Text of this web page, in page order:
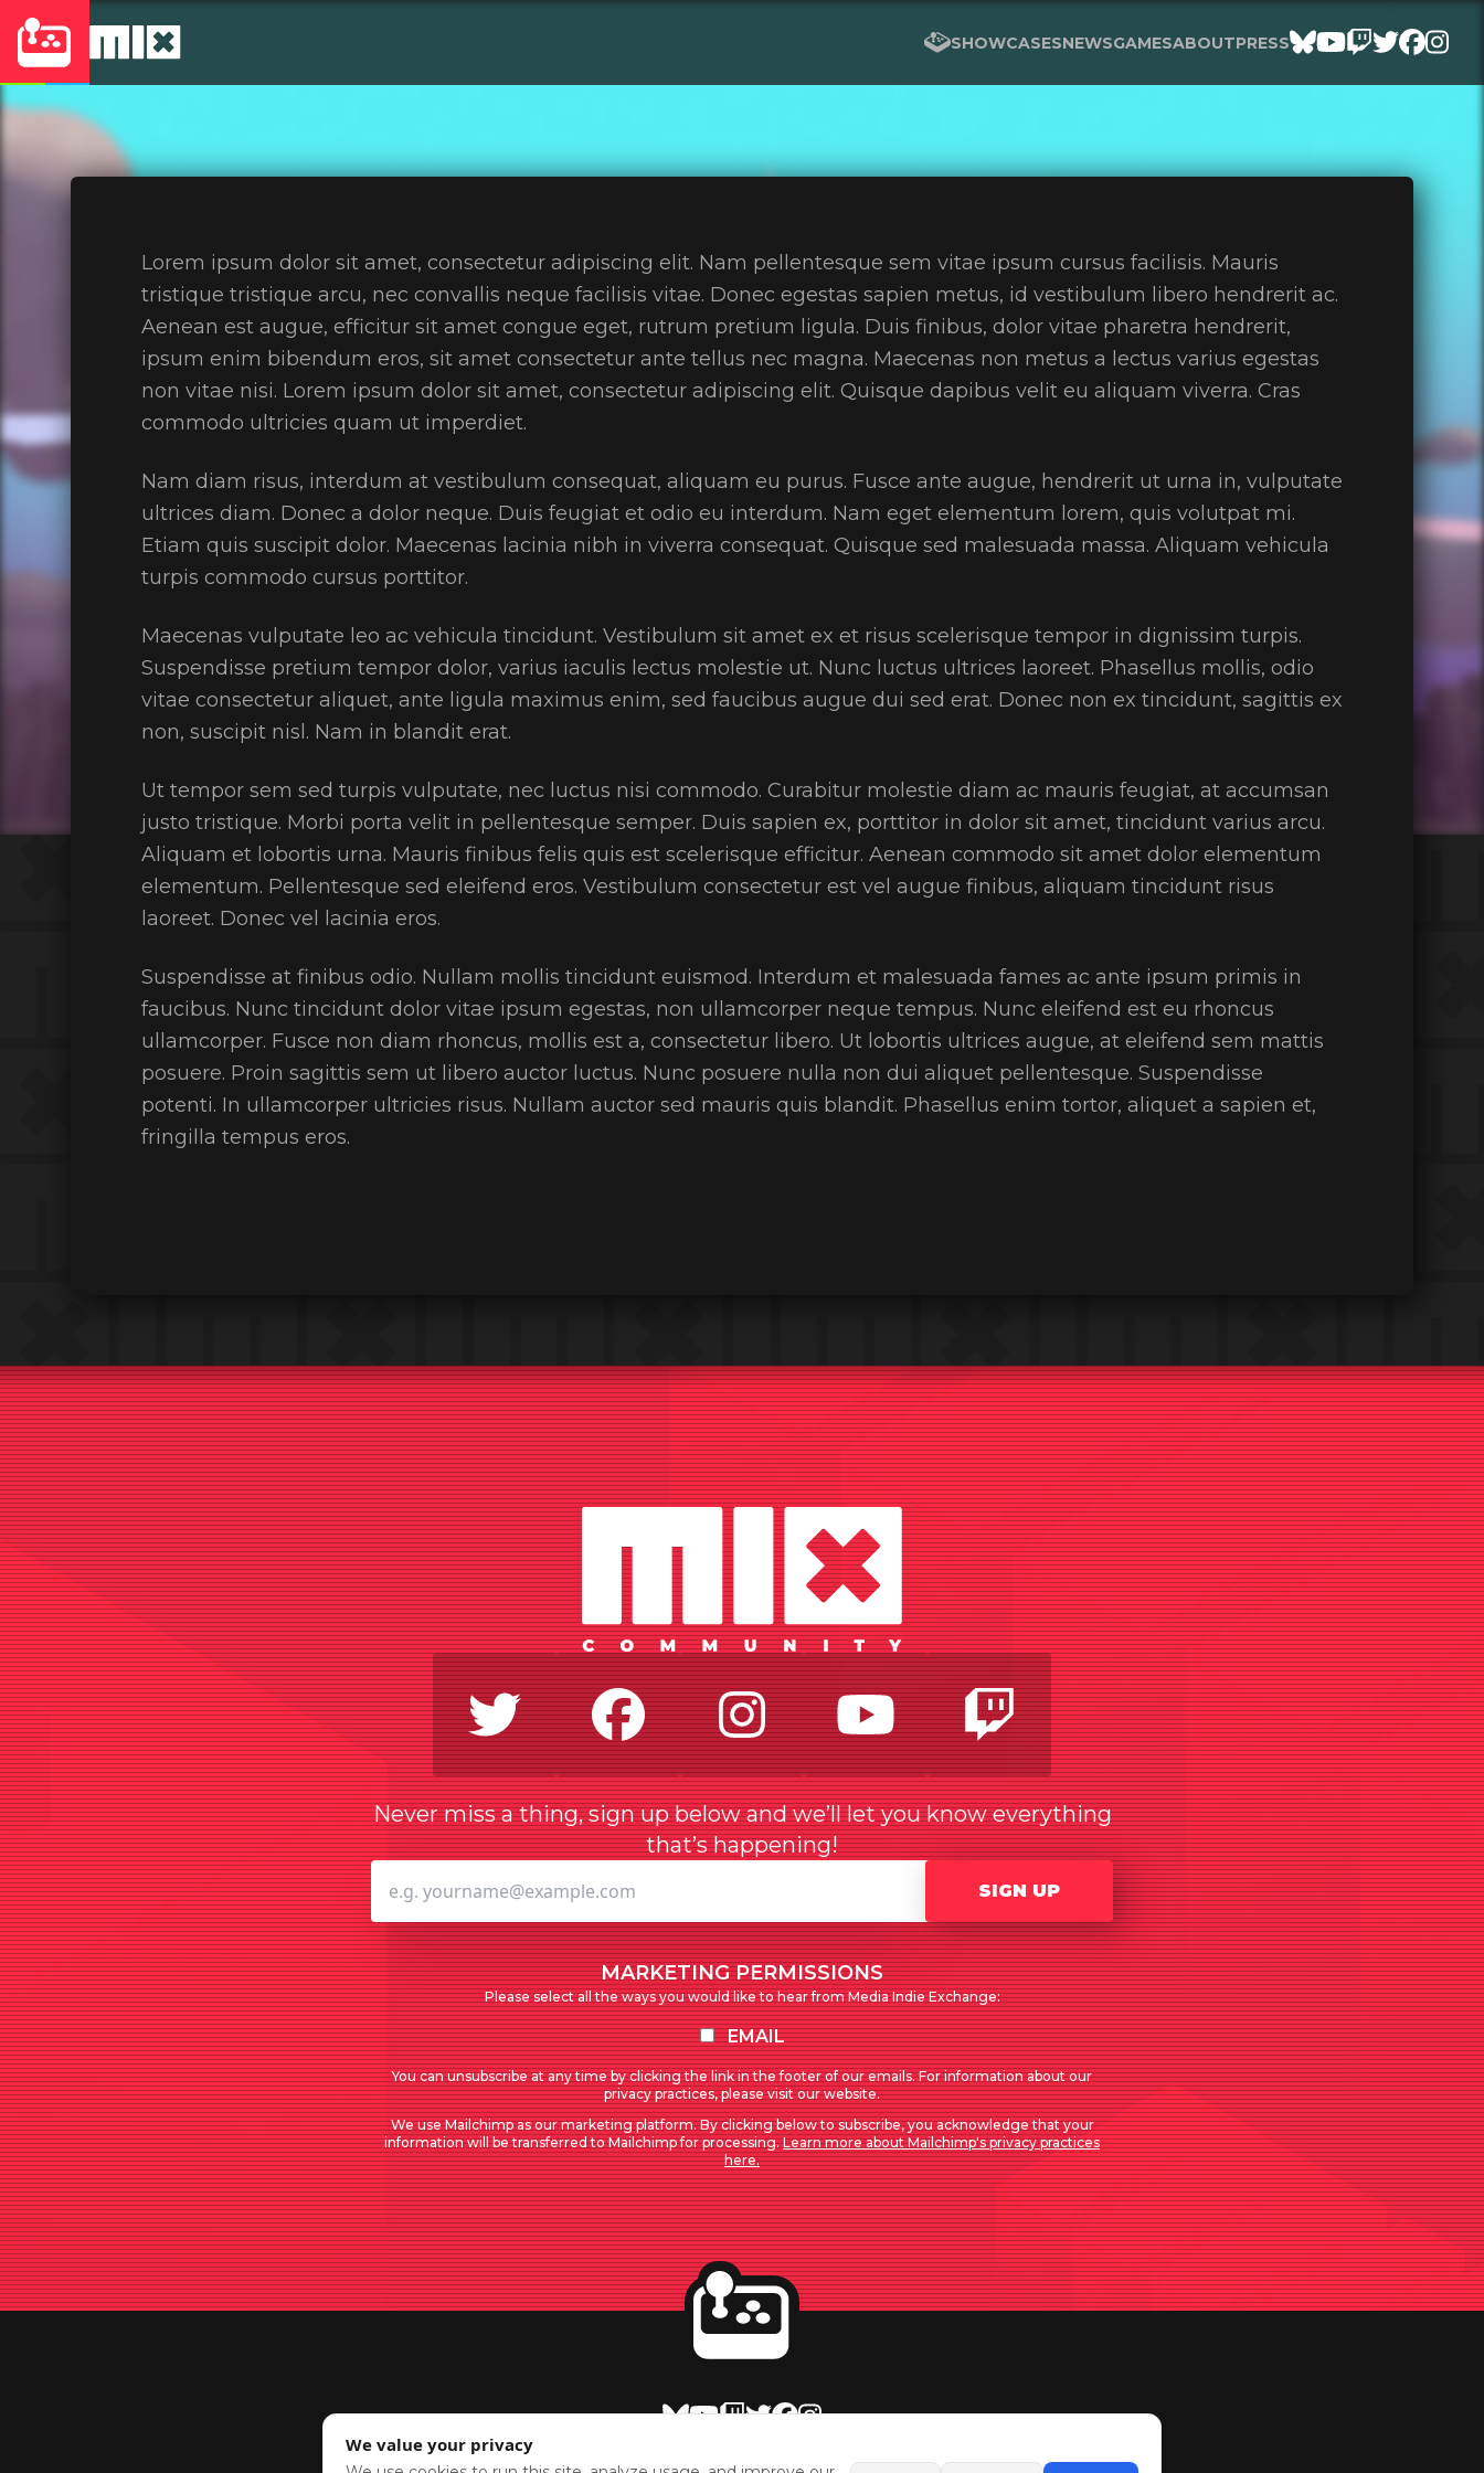
Lorem ipsum dolor sit amet, consectetur adipiscing elit. Nam pellentesque sem vitae ipsum cursus facilisis. Mauris
tristique tristique arcu, nec convallis neque facilisis vitae. Donec egestas sapien metus, id vestibulum libero hendrerit ac.
Aenean est augue, efficitur sit amet congue eget, rutrum pretium ligula. Duis finibus, dolor vitae pharetra hendrerit,
ipsum enim bibendum eros, sit amet consectetur ante tellus nec magna. Maecenas non metus a lectus varius egestas
non vitae nisi. Lorem ipsum dolor sit amet, consectetur adipiscing elit. Quisque dapibus velit eu aliquam viverra. Cras
commodo ultricies quam ut imperdiet.
Nam diam risus, interdum at vestibulum consequat, aliquam eu purus. Fusce ante augue, hendrerit ut urna in, vulputate
ultrices diam. Donec a dolor neque. Duis feugiat et odio eu interdum. Nam eget elementum lorem, quis volutpat mi.
Etiam quis suscipit dolor. Maecenas lacinia nibh in viverra consequat. Quisque sed malesuada massa. Aliquam vehicula
turpis commodo cursus porttitor.
Maecenas vulputate leo ac vehicula tincidunt. Vestibulum sit amet ex et risus scelerisque tempor in dignissim turpis.
Suspendisse pretium tempor dolor, varius iaculis lectus molestie ut. Nunc luctus ultrices laoreet. Phasellus mollis, odio
vitae consectetur aliquet, ante ligula maximus enim, sed faucibus augue dui sed erat. Donec non ex tincidunt, sagittis ex
non, suscipit nisl. Nam in blandit erat.
Ut tempor sem sed turpis vulputate, nec luctus nisi commodo. Curabitur molestie diam ac mauris feugiat, at accumsan
justo tristique. Morbi porta velit in pellentesque semper. Duis sapien ex, porttitor in dolor sit amet, tincidunt varius arcu.
Aliquam et lobortis urna. Mauris finibus felis quis est scelerisque efficitur. Aenean commodo sit amet dolor elementum
elementum. Pellentesque sed eleifend eros. Vestibulum consectetur est vel augue finibus, aliquam tincidunt risus
laoreet. Donec vel lacinia eros.
Suspendisse at finibus odio. Nullam mollis tincidunt euismod. Interdum et malesuada fames ac ante ipsum primis in
faucibus. Nunc tincidunt dolor vitae ipsum egestas, non ullamcorper neque tempus. Nunc eleifend est eu rhoncus
ullamcorper. Fusce non diam rhoncus, mollis est a, consectetur libero. Ut lobortis ultrices augue, at eleifend sem mattis
posuere. Proin sagittis sem ut libero auctor luctus. Nunc posuere nulla non dui aliquet pellentesque. Suspendisse
potenti. In ullamcorper ultricies risus. Nullam auctor sed mauris quis blandit. Phasellus enim tortor, aliquet a sapien et,
fringilla tempus eros.
TwitterFacebook
Instagram
Youtube
Twitch
Never miss a thing, sign up below and we’ll let you know everything
that’s happening!
SIGN UP
MARKETING PERMISSIONS
Please select all the ways you would like to hear from Media Indie Exchange:
EMAIL
You can unsubscribe at any time by clicking the link in the footer of our emails. For information about our
privacy practices, please visit our website.
We use Mailchimp as our marketing platform. By clicking below to subscribe, you acknowledge that your
information will be transferred to Mailchimp for processing.Learn more about Mailchimp's privacy practices
here.
BlueSky
Youtube
Twitch
Twitter
Facebook
Instagram
Copyright © Media Indie Exchange 2023 | Website Developed by
SHOWCASESNEWSGAMESABOUTPRESS BlueSky
Youtube
Twitch
We value your privacy